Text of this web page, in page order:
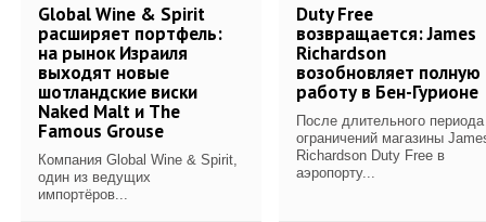
Global Wine & Spirit
расширяет портфель:
на рынок Израиля
выходят новые
шотландские виски
Naked Malt и The
Famous Grouse
Компания Global Wine & Spirit,
один из ведущих
импортёров...
Duty Free
возвращается: James
Richardson
возобновляет полную
работу в Бен-Гурионе
После длительного периода
ограничений магазины
Richardson Duty Free в
аэропорту...